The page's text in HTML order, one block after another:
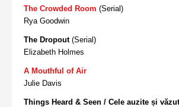
The Crowded Room (Serial)
Rya Goodwin
The Dropout (Serial)
Elizabeth Holmes
A Mouthful of Air
Julie Davis
Things Heard & Seen / Cele auzite și